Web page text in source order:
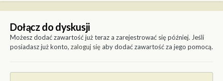
Dołącz do dyskusji
Możesz dodać zawartość już teraz a zarejestrować się później. Jeśli
posiadasz już konto, zaloguj sięaby dodać zawartość za jego pomocą.